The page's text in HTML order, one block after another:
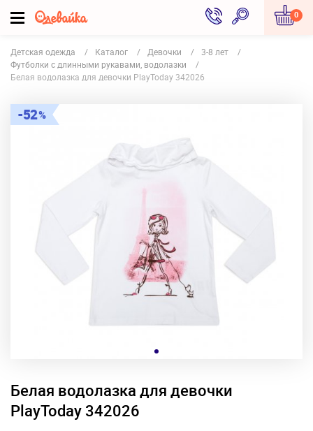
0
Детская одежда Каталог Девочки
3-8 лет
Футболки с длинными рукавами, водолазки
Белая водолазка для девочки PlayToday 342026
52
Белая водолазка для девочки
PlayToday 342026